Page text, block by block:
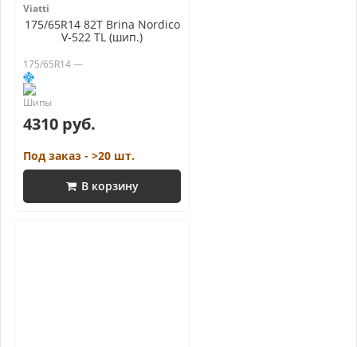
Viatti
175/65R14 82T Brina Nordico
V-522 TL (шип.)
175/65R14 —
4310 руб.
Под заказ - >20 шт.
В корзину